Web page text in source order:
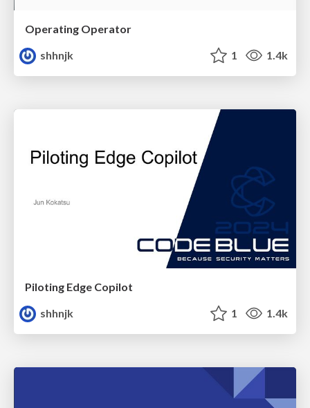
Operating Operator
shhnjk
1 1.4k
Piloting Edge Copilot
shhnjk
1 1.4k